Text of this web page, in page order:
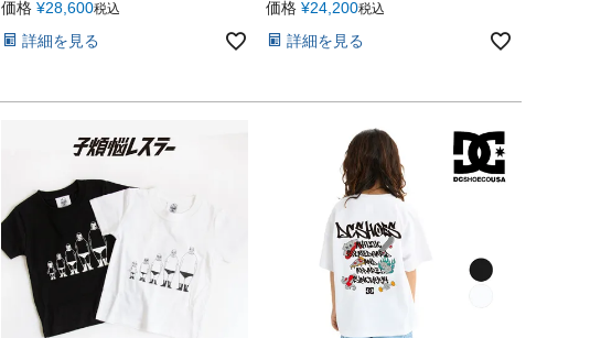
価格 ¥28,600税込
詳細を見る
価格 ¥24,200税込
詳細を見る